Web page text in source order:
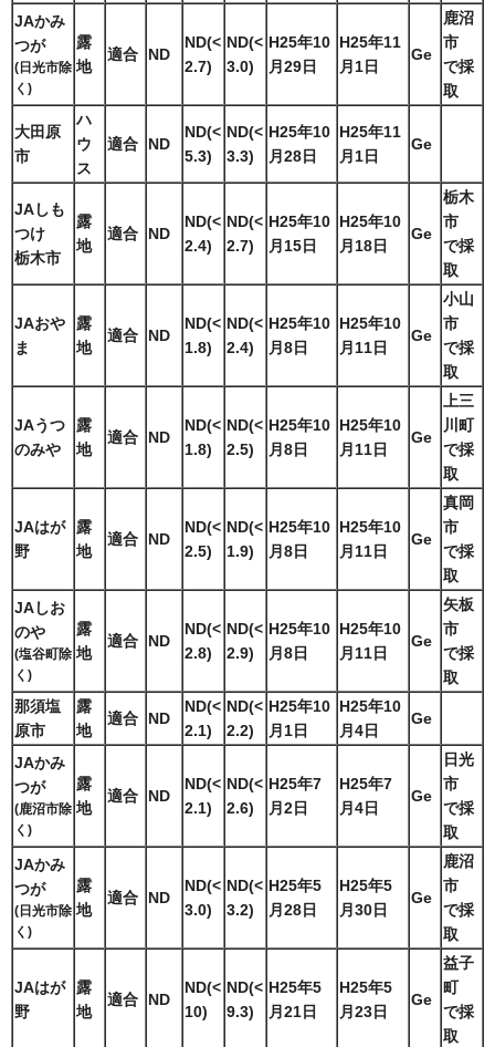
JAかみ
つが
(日光市除
く)
露
地
適合 ND
ND(<
2.7)
ND(<
3.0)
H25年10
月29日
H25年11
月1日
Ge
鹿沼
市
で採
取
大田原
市
ハ
ウ
ス
適合 ND
ND(<
5.3)
ND(<
3.3)
H25年10
月28日
H25年11
月1日
Ge
JAしも
つけ
栃木市
露
地
適合 ND
ND(<
2.4)
ND(<
2.7)
H25年10
月15日
H25年10
月18日
Ge
栃木
市
で採
取
JAおや
ま
露
地
適合 ND
ND(<
1.8)
ND(<
2.4)
H25年10
月8日
H25年10
月11日
Ge
小山
市
で採
取
JAうつ
のみや
露
地
適合 ND
ND(<
1.8)
ND(<
2.5)
H25年10
月8日
H25年10
月11日
Ge
上三
川町
で採
取
JAはが
野
露
地
適合 ND
ND(<
2.5)
ND(<
1.9)
H25年10
月8日
H25年10
月11日
Ge
真岡
市
で採
取
JAしお
のや
(塩谷町除
く)
露
地
適合 ND
ND(<
2.8)
ND(<
2.9)
H25年10
月8日
H25年10
月11日
Ge
矢板
市
で採
取
那須塩
原市
露
地
適合 ND
ND(<
2.1)
ND(<
2.2)
H25年10
月1日
H25年10
月4日
Ge
JAかみ
つが
(鹿沼市除
く)
露
地
適合 ND
ND(<
2.1)
ND(<
2.6)
H25年7
月2日
H25年7
月4日
Ge
日光
市
で採
取
JAかみ
つが
(日光市除
く)
露
地
適合 ND
ND(<
3.0)
ND(<
3.2)
H25年5
月28日
H25年5
月30日
Ge
鹿沼
市
で採
取
JAはが
野
露
地
適合 ND
ND(<
10)
ND(<
9.3)
H25年5
月21日
H25年5
月23日
Ge
益子
町
で採
取